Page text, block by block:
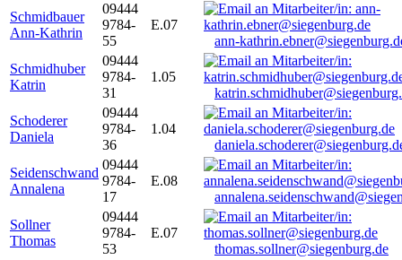
Schmidbauer
Ann-Kathrin
09444
9784-
55
E.07
ann-
Schmidhuber
Katrin
09444
9784-
31
1.05
Schoderer
Daniela
09444
9784-
36
1.04
Seidenschwand
Annalena
09444
9784-
17
E.08
Sollner
Thomas
09444
9784-
53
E.07
thomas.sollner@siegenburg.de